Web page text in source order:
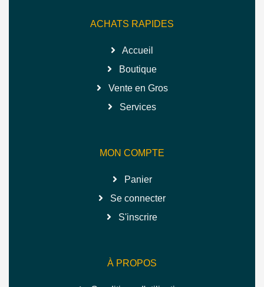
ACHATS RAPIDES
Accueil
Boutique
Vente en Gros
Services
MON COMPTE
Panier
Se connecter
S'inscrire
À PROPOS